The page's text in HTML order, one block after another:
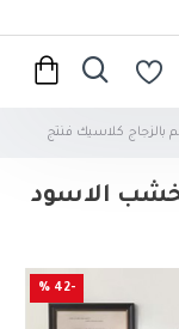
كلاسيك فنتج
الاسود
-42 %